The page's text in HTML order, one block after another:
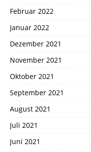
Februar 2022
Januar 2022
Dezember 2021
November 2021
Oktober 2021
September 2021
August 2021
Juli 2021
Juni 2021